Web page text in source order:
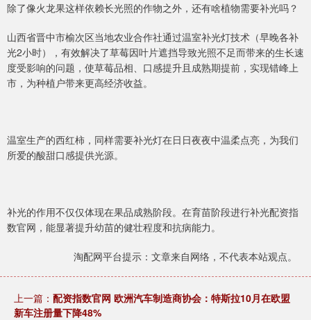
除了像火龙果这样依赖长光照的作物之外，还有啥植物需要补光吗？
山西省晋中市榆次区当地农业合作社通过温室补光灯技术（早晚各补
光2小时），有效解决了草莓因叶片遮挡导致光照不足而带来的生长速
度受影响的问题，使草莓品相、口感提升且成熟期提前，实现错峰上
市，为种植户带来更高经济收益。
温室生产的西红柿，同样需要补光灯在日日夜夜中温柔点亮，为我们
所爱的酸甜口感提供光源。
补光的作用不仅仅体现在果品成熟阶段。在育苗阶段进行补光配资指
数官网，能显著提升幼苗的健壮程度和抗病能力。
淘配网平台提示：文章来自网络，不代表本站观点。
上一篇： 配资指数官网 欧洲汽车制造商协会：特斯拉10月在欧盟
新车注册量下降48%